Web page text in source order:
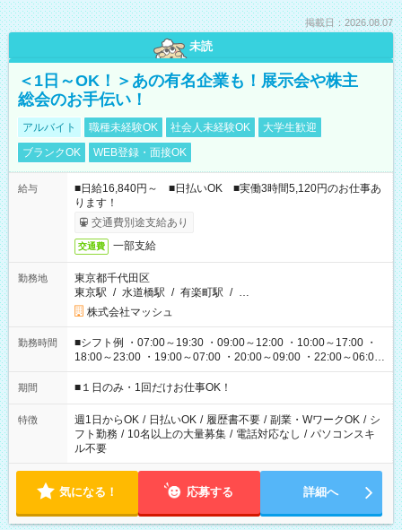
掲載日：2026.08.07
未読
＜1日～OK！＞あの有名企業も！展示会や株主
総会のお手伝い！
アルバイト 職種未経験OK 社会人未経験OK
大学生歓迎
ブランクOK
WEB登録・面接OK
給与
■日給16,840円～ ■日払いOK ■実働3時間5,120円のお仕事あ
ります！
交通費別途支給あり
交通費 一部支給
勤務地
東京都千代田区
東京駅 / 水道橋駅 / 有楽町駅 / …
株式会社マッシュ
勤務時間
■シフト例 ・07:00～19:30 ・09:00～12:00 ・10:00～17:00 ・
18:00～23:00 ・19:00～07:00 ・20:00～09:00 ・22:00～06:00
etc ★最短で3時間で5,120円のお仕事から 15時間で2万円近く稼
げるお仕事も！ ご希望のお時間に合わせてご紹介！ ※シフトは
ください！
期間 ■１日のみ・1回だけお仕事OK！
特徴 週1日からOK / 日払いOK / 履歴書不要 / 副業・WワークOK / シ
フト勤務 / 10名以上の大量募集 / 電話対応なし / パソコンスキ
ル不要
気になる！ 応募する 詳細へ